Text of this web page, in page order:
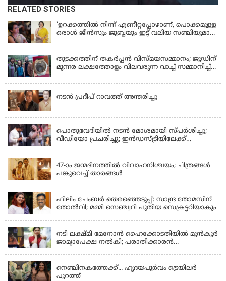
RELATED STORIES
'ഉറക്കത്തിൽ നിന്ന് എണീറ്റപ്പോഴാണ്, പൊക്കമുള്ള
ഒരാൾ ജീൻസും ജുബ്ബയും ഇട്ട് വലിയ സഞ്ചിയുമായി
മരിച്ചുപോയെന്ന് പറഞ്ഞു; ആത്മാക്കളെ കണ്ടിട്ടു
ഉണ്ടെന്ന് നടി ലെന
തുടക്കത്തിന് തകർപ്പൻ വിസ്മയസമ്മാനം; ജൂഡിന്
മൂന്നര ലക്ഷത്തോളം വിലവരുന്ന വാച്ച് സമ്മാനിച്ച്
നടൻ പ്രദീപ് റാവത്ത് അന്തരിച്ചു
പൊതുവേദിയില്‍ നടന്‍ മോശമായി സ്പര്‍ശിച്ചു;
വീഡിയോ പ്രചരിച്ചു; ഇന്‍ഡസ്ട്രിയിലേക്ക്
47-ാം ജന്മദിനത്തിൽ വിവാഹനിശ്ചയം; ചിത്രങ്ങള്‍
പങ്കുവെച്ച് താരങ്ങൾ
ഫിലിം ചേംബർ തെരഞ്ഞെടുപ്പ്: സാന്ദ്ര തോമസിന്
തോൽവി; മമ്മി സെഞ്ച്വറി പുതിയ സെക്രട്ടറിയാകും
നടി ലക്ഷ്മി മേനോൻ ഹൈക്കോടതിയിൽ മുൻ‌കൂർ
ജാമ്യാപേക്ഷ നൽകി; പരാതിക്കാരൻ
നെഞ്ചിനകത്തേക്ക്... ഹൃദയപൂര്‍വം ട്രെയിലര്‍
പുറത്ത്